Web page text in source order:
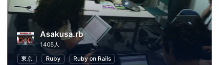
Asakusa.rb
1405人
東京
Ruby Ruby on Rails